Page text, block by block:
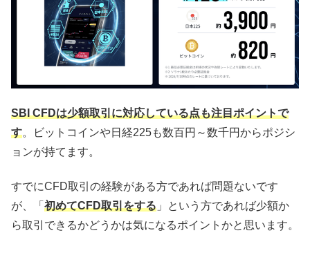
SBI CFDは少額取引に対応している点も注目ポイントで
す。ビットコインや日経225も数百円～数千円からポジシ
ョンが持てます。
すでにCFD取引の経験がある方であれば問題ないです
が、「 初めてCFD取引をする 」という方であれば少額か
ら取引できるかどうかは気になるポイントかと思います。